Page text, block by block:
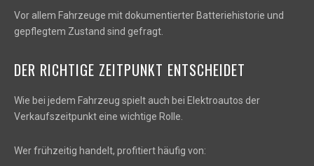
Vor allem Fahrzeuge mit dokumentierter Batteriehistorie und
gepflegtem Zustand sind gefragt.
DER RICHTIGE ZEITPUNKT ENTSCHEIDET
Wie bei jedem Fahrzeug spielt auch bei Elektroautos der
Verkaufszeitpunkt eine wichtige Rolle.
Wer frühzeitig handelt, profitiert häufig von: